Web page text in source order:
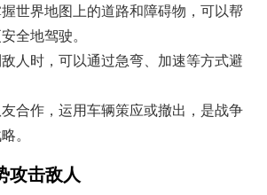
握世界地图上的道路和障碍物，可以帮
全地驾驶。
人时，可以通过急弯、加速等方式避
友合作，运用车辆策应或撤出，是战争
。
攻击敌人